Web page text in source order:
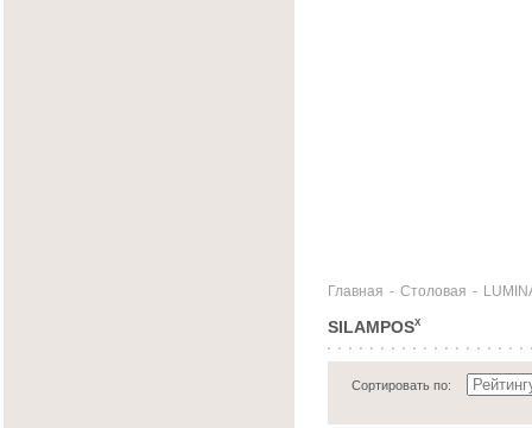
Главная - Столовая -
SILAMPOSX
Сортировать по: